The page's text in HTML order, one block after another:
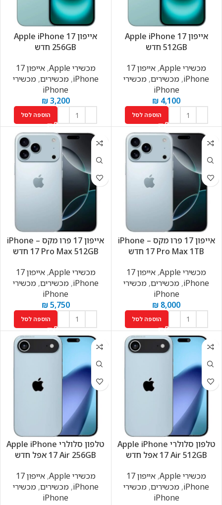
אייפון Apple iPhone 17
512GB חדש
מכשירי Apple
,
אייפון 17
iPhone
, מכשירים, מכשירי
iPhone
₪ 4,100
הוספה לסל
אייפון Apple iPhone 17
256GB חדש
מכשירי Apple
,
אייפון 17
iPhone
,מכשירים,מכשירי
iPhone
₪3,200
הוספה לסל
אייפון 17 פרו מקס – iPhone
17 Pro Max 1TB חדש
מכשירי Apple
,
אייפון 17
iPhone
, מכשירים, מכשירי
iPhone
₪ 8,000
הוספה לסל
אייפון 17 פרו מקס – iPhone
17 Pro Max 512GB חדש
מכשירי Apple
,
אייפון 17
iPhone
,מכשירים,מכשירי
iPhone
₪5,750
הוספה לסל
טלפון סלולרי Apple iPhone
17 Air 512GB אפל חדש
מכשירי Apple
,
אייפון 17
iPhone
, מכשירים, מכשירי
iPhone
טלפון סלולרי Apple iPhone
17 Air 256GB אפל חדש
מכשירי Apple
,
אייפון 17
iPhone
,מכשירים,מכשירי
iPhone